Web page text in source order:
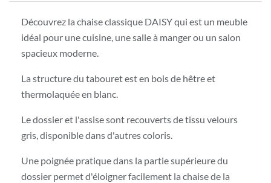
Découvrez la chaise classique DAISY qui est un meuble
idéal pour une cuisine, une salle à manger ou un salon
spacieux moderne.
La structure du tabouret est en bois de hêtre et
thermolaquée en blanc.
Le dossier et l'assise sont recouverts de tissu velours
gris, disponible dans d'autres coloris.
Une poignée pratique dans la partie supérieure du
dossier permet d'éloigner facilement la chaise de la